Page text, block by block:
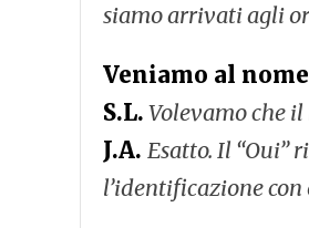
siamo arrivati agli
Veniamo al
S.L. Volevamo che
J.A. Esatto. Il “Oui”
l’identificazione